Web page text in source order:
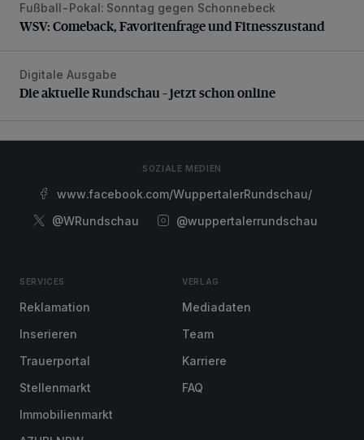
WSV: Comeback, Favoritenfrage und Fitnesszustand
Fußball-Pokal: Sonntag gegen Schonnebeck
WSV: Comeback, Favoritenfrage und Fitnesszustand
Die aktuelle Rundschau – jetzt schon online
Digitale Ausgabe
Die aktuelle Rundschau – jetzt schon online
SOZIALE MEDIEN
www.facebook.com/WuppertalerRundschau/
@WRundschau
@wuppertalerrundschau
SERVICES
Reklamation
Inserieren
Trauerportal
Stellenmarkt
Immobilienmarkt
VERLAG
Mediadaten
Team
Karriere
FAQ